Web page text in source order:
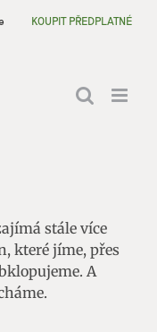
KOUPIT PŘEDPLATNÉ
stále více
které jíme, přes
A